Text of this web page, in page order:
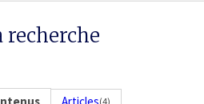
recherche
(4)